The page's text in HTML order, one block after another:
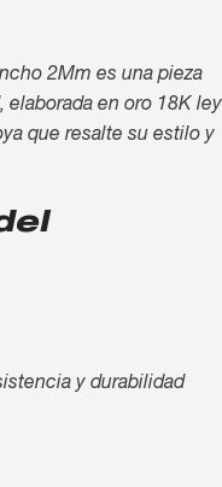
2Mm es una pieza
elaborada en oro 18K ley
que resalte su estilo y
y durabilidad